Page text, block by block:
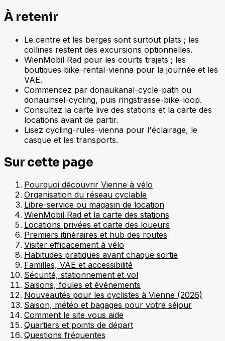
À retenir
Le centre et les berges sont surtout plats ; les
collines restent des excursions optionnelles.
WienMobil Rad pour les courts trajets ; les
boutiques bike-rental-vienna pour la journée et les
VAE.
Commencez par donaukanal-cycle-path ou
donauinsel-cycling, puis ringstrasse-bike-loop.
Consultez la carte live des stations et la carte des
locations avant de partir.
Lisez cycling-rules-vienna pour l'éclairage, le
casque et les transports.
Sur cette page
Pourquoi découvrir Vienne à vélo
Organisation du réseau cyclable
Libre-service ou magasin de location
WienMobil Rad et la carte des stations
Locations privées et carte des loueurs
Premiers itinéraires et hub des routes
Visiter efficacement à vélo
Habitudes pratiques avant chaque sortie
Familles, VAE et accessibilité
Sécurité, stationnement et vol
Saisons, foules et événements
Nouveautés pour les cyclistes à Vienne (2026)
Saison, météo et bagages pour votre séjour
Comment le site vous aide
Quartiers et points de départ
Questions fréquentes